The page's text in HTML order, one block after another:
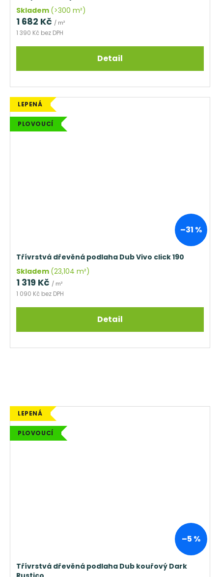
Skladem (>300 m²)
1 390 Kč bez DPH
1 682 Kč / m²
Detail
LEPENÁ
PLOVOUCÍ
–31 %
Třívrstvá dřevěná podlaha Dub Vivo click 190
Skladem (23,104 m²)
1 090 Kč bez DPH
1 319 Kč / m²
Detail
LEPENÁ
PLOVOUCÍ
–5 %
Třívrstvá dřevěná podlaha Dub kouřový Dark